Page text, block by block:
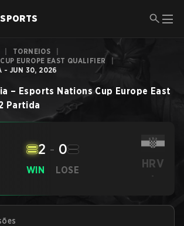
TORNEIOS
EUROPE EAST QUALIFIER
- JUN 30, 2026
– Esports Nations Cup Europe East
Partida
WIN
2 - 0
LOSE HRV
-